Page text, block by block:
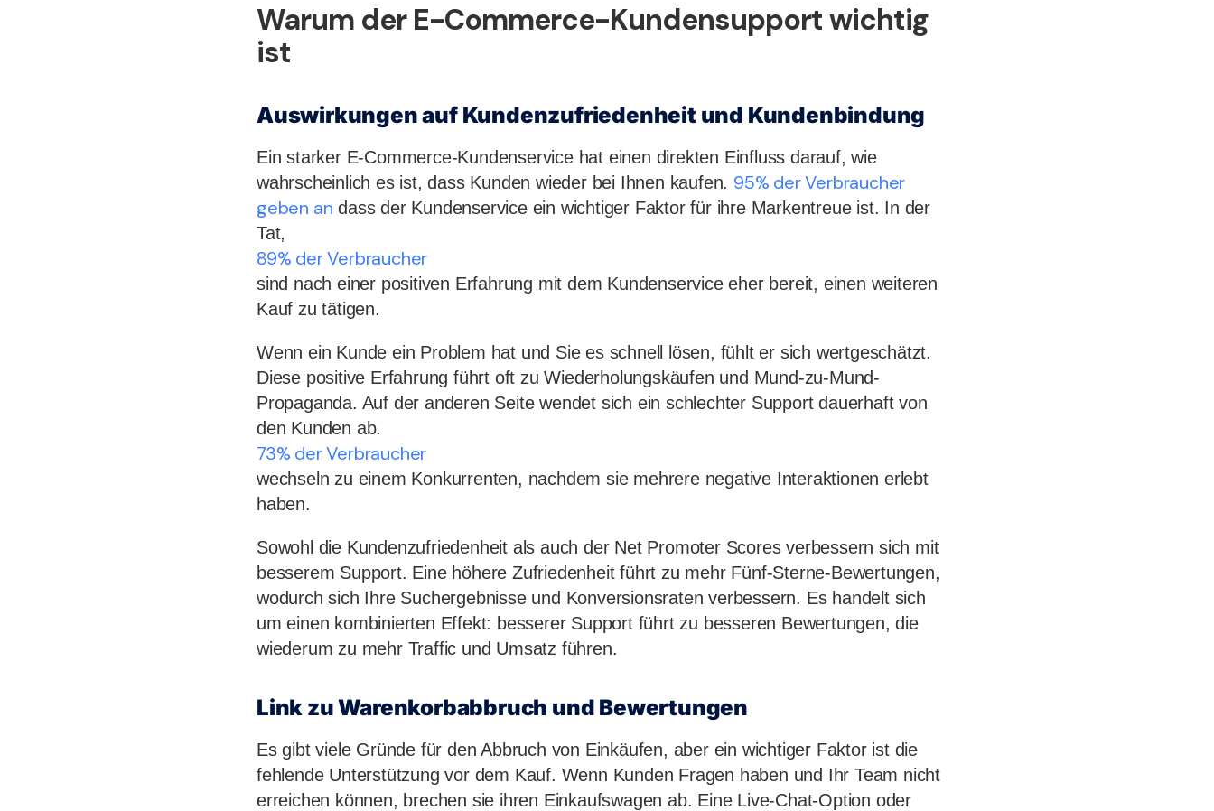
Warum der E-Commerce-Kundensupport wichtig
ist
Auswirkungen auf Kundenzufriedenheit und Kundenbindung
Ein starker E-Commerce-Kundenservice hat einen direkten Einfluss darauf, wie
wahrscheinlich es ist, dass Kunden wieder bei Ihnen kaufen. 95% der Verbraucher
geben an dass der Kundenservice ein wichtiger Faktor für ihre Markentreue ist. In der
Tat,
89% der Verbraucher
sind nach einer positiven Erfahrung mit dem Kundenservice eher bereit, einen weiteren
Kauf zu tätigen.
Wenn ein Kunde ein Problem hat und Sie es schnell lösen, fühlt er sich wertgeschätzt.
Diese positive Erfahrung führt oft zu Wiederholungskäufen und Mund-zu-Mund-
Propaganda. Auf der anderen Seite wendet sich ein schlechter Support dauerhaft von
den Kunden ab.
73% der Verbraucher
wechseln zu einem Konkurrenten, nachdem sie mehrere negative Interaktionen erlebt
haben.
Sowohl die Kundenzufriedenheit als auch der Net Promoter Scores verbessern sich mit
besserem Support. Eine höhere Zufriedenheit führt zu mehr Fünf-Sterne-Bewertungen,
wodurch sich Ihre Suchergebnisse und Konversionsraten verbessern. Es handelt sich
um einen kombinierten Effekt: besserer Support führt zu besseren Bewertungen, die
wiederum zu mehr Traffic und Umsatz führen.
Link zu Warenkorbabbruch und Bewertungen
Es gibt viele Gründe für den Abbruch von Einkäufen, aber ein wichtiger Faktor ist die
fehlende Unterstützung vor dem Kauf. Wenn Kunden Fragen haben und Ihr Team nicht
erreichen können, brechen sie ihren Einkaufswagen ab. Eine Live-Chat-Option oder